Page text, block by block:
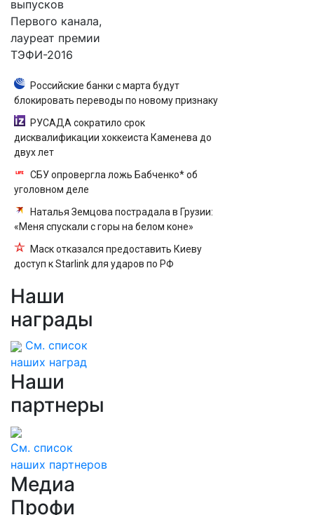
выпусков
Первого канала,
лауреат премии
ТЭФИ-2016
Российские банки с марта будут
блокировать переводы по новому признаку
РУСАДА сократило срок
дисквалификации хоккеиста Каменева до
двух лет
СБУ опровергла ложь Бабченко* об
уголовном деле
Наталья Земцова пострадала в Грузии:
«Меня спускали с горы на белом коне»
Маск отказался предоставить Киеву
доступ к Starlink для ударов по РФ
Наши
награды
См. список
наших наград
Наши
партнеры
См. список
наших партнеров
Медиа
Профи